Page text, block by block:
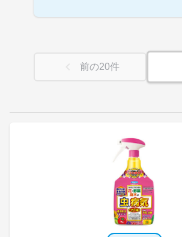
前の20件